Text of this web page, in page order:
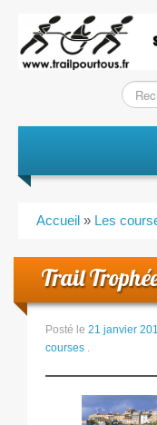
L’équipe
Training / Courses
Entraînements
Les courses
Accueil » Les
Trail
Posté le 21 janvier
courses .